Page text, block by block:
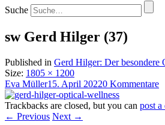
Suche
sw Gerd Hilger (37)
Published in Gerd Hilger: Der besondere
Size: 1805 × 1200
Eva Müller15. April 20220 Kommentare
Trackbacks are closed, but you can post a
← Previous Next →